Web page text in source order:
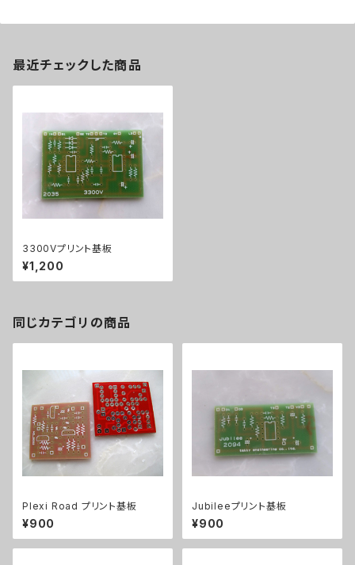
最近チェックした商品
3300Vプリント基板
¥1,200
同じカテゴリの商品
Plexi Road プリント基板
¥900
Jubileeプリント基板
¥900